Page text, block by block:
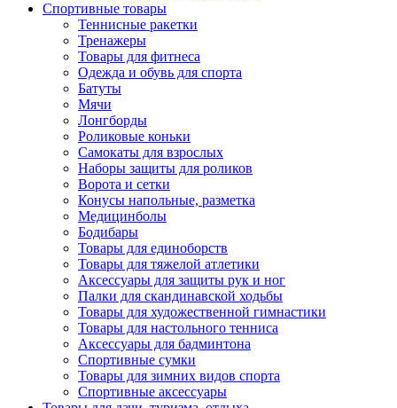
Спортивные товары
Теннисные ракетки
Тренажеры
Товары для фитнеса
Одежда и обувь для спорта
Батуты
Мячи
Лонгборды
Роликовые коньки
Самокаты для взрослых
Наборы защиты для роликов
Ворота и сетки
Конусы напольные, разметка
Медицинболы
Бодибары
Товары для единоборств
Товары для тяжелой атлетики
Аксессуары для защиты рук и ног
Палки для скандинавской ходьбы
Товары для художественной гимнастики
Товары для настольного тенниса
Аксессуары для бадминтона
Спортивные сумки
Товары для зимних видов спорта
Спортивные аксессуары